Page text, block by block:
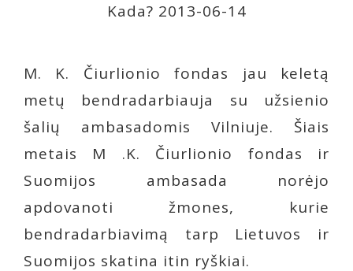
Kada? 2013-06-14
M. K. Čiurlionio fondas jau keletą
metų bendradarbiauja su užsienio
šalių ambasadomis Vilniuje. Šiais
metais M .K. Čiurlionio fondas ir
Suomijos ambasada norėjo
apdovanoti žmones, kurie
bendradarbiavimą tarp Lietuvos ir
Suomijos skatina itin ryškiai.